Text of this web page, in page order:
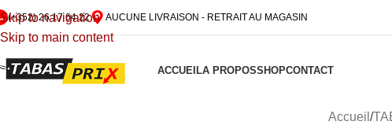
Skip to navigation
Skip to main content
(+352) 26 17 64 22 AUCUNE LIVRAISON - RETRAIT AU MAGASIN
ACCUEILA PROPOSSHOPCONTACT
Accueil